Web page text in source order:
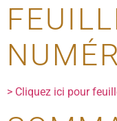
> Cliquez ici pour